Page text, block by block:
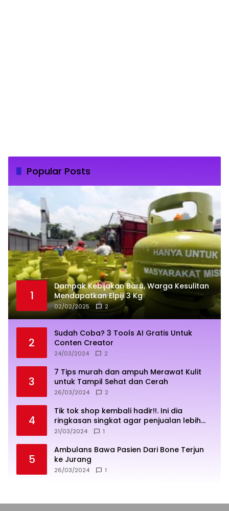
Popular Posts
1
Dampak Kebijakan Baru, Warga Kesulitan
Mendapatkan Elpiji 3 Kg
02/02/2025 2
2
Sudah Coba? 3 Tools AI Gratis Untuk
Conten Creator
24/03/2024 2
3
7 Tips murah dan ampuh Merawat Kulit
untuk Tampil Sehat dan Cerah
26/03/2024 2
4
Tik tok shop kembali hadir!!. Ini dia
ringkasan singkat agar penjualan lebih
sukses
21/03/2024 1
5
Ambulans Bawa Pasien Dari Bone Terjun
ke Jurang
26/03/2024 1